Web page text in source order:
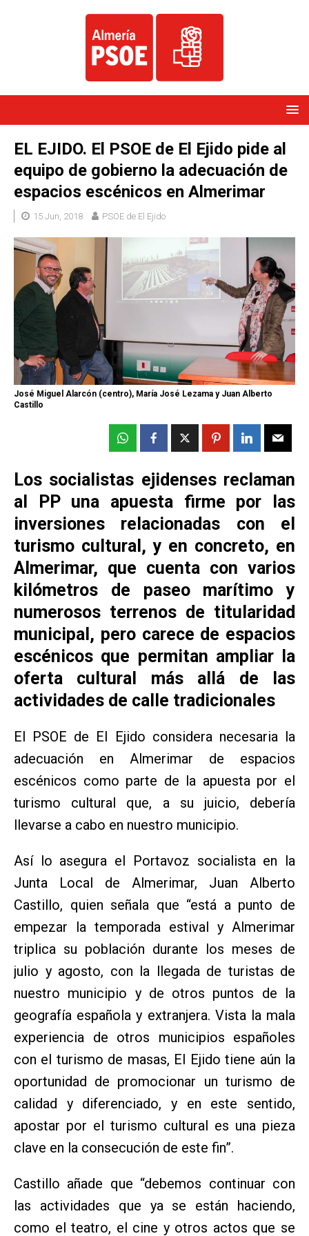
EL EJIDO. El PSOE de El Ejido pide al
equipo de gobierno la adecuación de
espacios escénicos en Almerimar
15 Jun, 2018 PSOE de El Ejido
José Miguel Alarcón (centro), María José Lezama y Juan Alberto
Castillo
Los socialistas ejidenses reclaman
al PP una apuesta firme por las
inversiones relacionadas con el
turismo cultural, y en concreto, en
Almerimar, que cuenta con varios
kilómetros de paseo marítimo y
numerosos terrenos de titularidad
municipal, pero carece de espacios
escénicos que permitan ampliar la
oferta cultural más allá de las
actividades de calle tradicionales
El PSOE de El Ejido considera necesaria la
adecuación en Almerimar de espacios
escénicos como parte de la apuesta por el
turismo cultural que, a su juicio, debería
llevarse a cabo en nuestro municipio.
Así lo asegura el Portavoz socialista en la
Junta Local de Almerimar, Juan Alberto
Castillo, quien señala que “está a punto de
empezar la temporada estival y Almerimar
triplica su población durante los meses de
julio y agosto, con la llegada de turistas de
nuestro municipio y de otros puntos de la
geografía española y extranjera. Vista la mala
experiencia de otros municipios españoles
con el turismo de masas, El Ejido tiene aún la
oportunidad de promocionar un turismo de
calidad y diferenciado, y en este sentido,
apostar por el turismo cultural es una pieza
clave en la consecución de este fin”.
Castillo añade que “debemos continuar con
las actividades que ya se están haciendo,
como el teatro, el cine y otros actos que se